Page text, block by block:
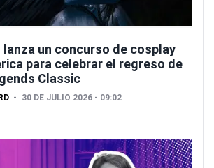
lanza un concurso de cosplay
para celebrar el regreso de
Classic
30 DE JULIO 2026 - 09:02